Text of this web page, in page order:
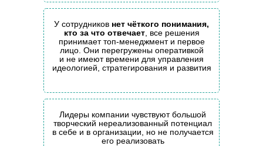
Лидеры компании чувствуют большой
творческий нереализованный потенциал
в себе и в организации, но не получается
его реализовать
У сотрудников нет чёткого понимания,
кто за что отвечает, все решения
принимает топ-менеджмент и первое
лицо. Они перегружены оперативкой
и не имеют времени для управления
идеологией, стратегирования и развития